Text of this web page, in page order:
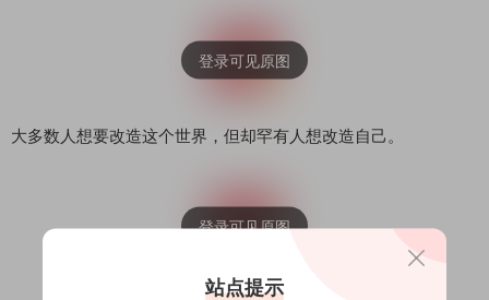
大多数人想要改造这个世界，但却罕有人想改造自己。
站点提示